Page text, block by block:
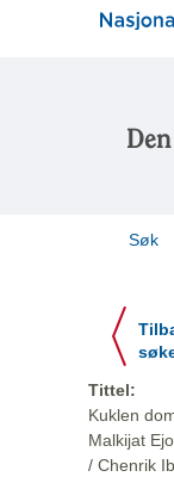
Søk
Tittel:
Kuklen
Malkijat
/ Chenrik